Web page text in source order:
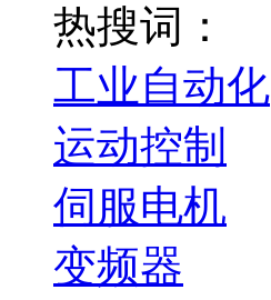
热搜词：
工业自动化
运动控制
伺服电机
变频器